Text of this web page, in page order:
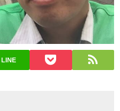
LINE